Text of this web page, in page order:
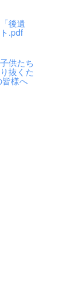
後遺
.pdf
供たち
抜くた
様へ